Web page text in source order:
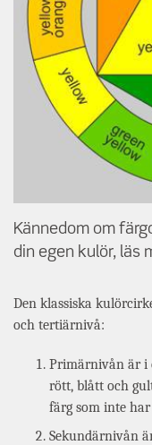
Kännedom om
din egen kulör, läs
Den klassiska
och tertiärnivå:
Primärnivån är i
rött, blått och
färg som inte
Sekundärnivån